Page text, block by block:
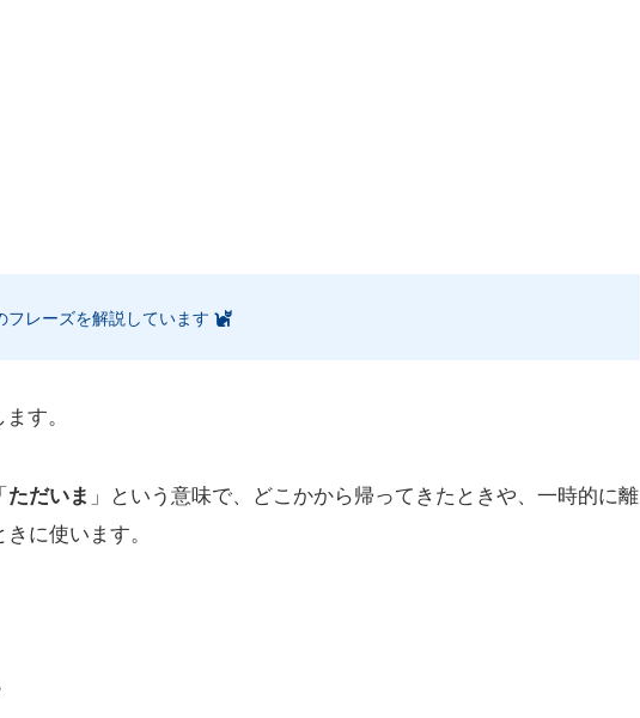
フレーズを解説しています
す。
ただいま 」という意味で、どこかから帰ってきたときや、一時的に離
に使います。